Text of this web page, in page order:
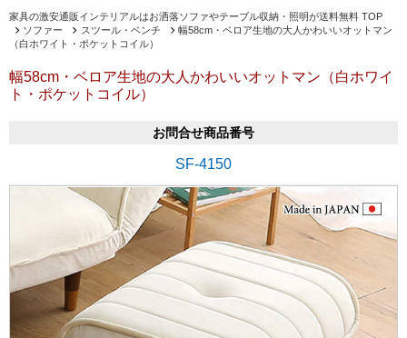
家具の激安通販インテリアルはお洒落ソファやテーブル収納・照明が送料無料 TOP
ソファー
スツール・ベンチ
幅58cm・ベロア生地の大人かわいいオットマン
（白ホワイト・ポケットコイル）
幅58cm・ベロア生地の大人かわいいオットマン（白ホワイ
ト・ポケットコイル）
お問合せ商品番号
SF-4150